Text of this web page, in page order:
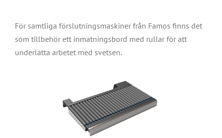
För samtliga förslutningsmaskiner från Famos finns det
som tillbehör ett inmatningsbord med rullar för att
underlätta arbetet med svetsen.